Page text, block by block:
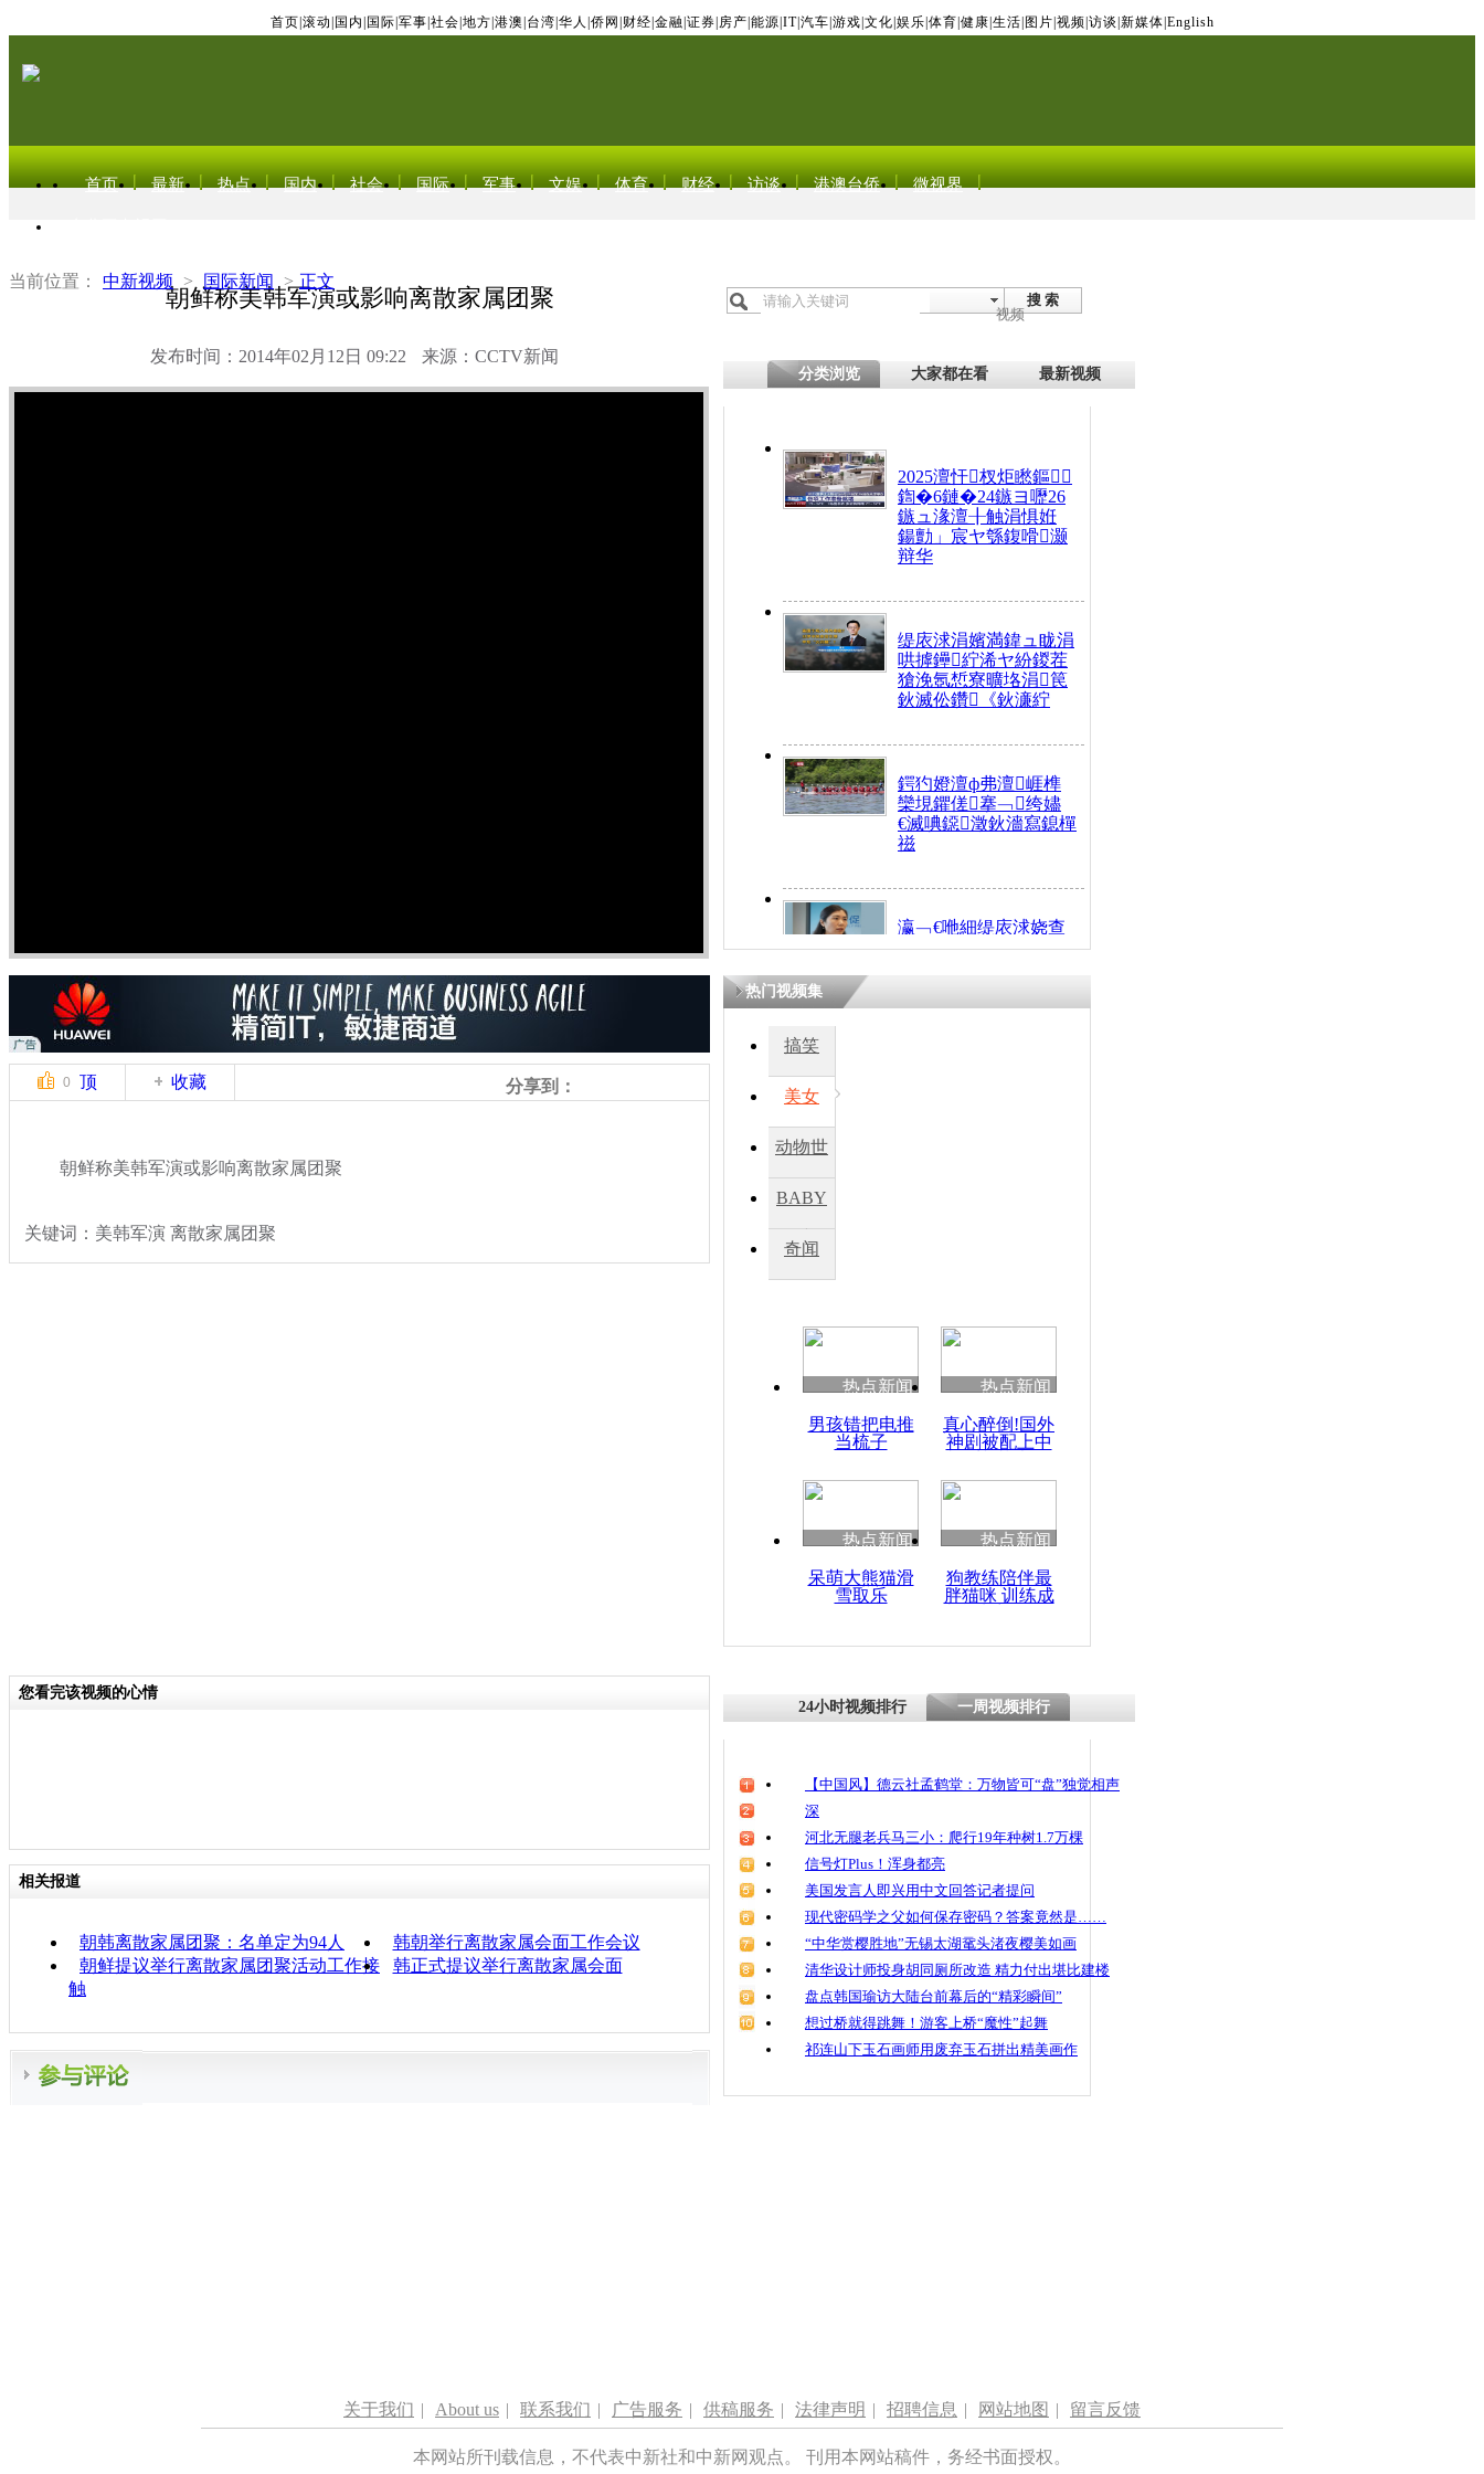
首页 滚动 国内 国际 军事 社会 地方 港澳 台湾 华人 侨网 财经 金融 证券 房产 能源 IT| 汽车 游戏 文化 娱乐 体育 健康 生活 图片 视频 访谈 新媒体 English
首页 最新 热点 国内 社会 国际 军事 文娱 体育 财经 访谈 港澳台侨 微视界
当前位置： 中新视频 > 国际新闻 > 正文
朝鲜称美韩军演或影响离散家属团聚
发布时间：2014年02月12日 09:22 来源：CCTV新闻
搜 索
视频
分类浏览 大家都在看 最新视频
2025澶忓杈炬矁鏂
鍧�6鏈�24鏃ヨ嚦26
鏃ュ湪澶╂触涓惧姙
鍚勯」宸ヤ綔鍑嗗灏
辩华
缇庡浗涓嬪満鍏ュ眬涓
哄摢鑸紵浠ヤ紛鍐茬
獊浼氬惁寮曠垎涓笢
鈥滅伀鑽《鈥濓紵
鍔犳嬁澶ф弗澶崕榫
欒垷鑺傞搴﹁绔嬧
€滅唺鐚澂鈥濇寫鎴樿
禌
瀛﹁€咃細缇庡浗娆查
€间笢鍗椾簹涓庝腑鍥
熷悎浣� 涓ㄥ浗闄呰
0 顶 收藏 分享到：
朝鲜称美韩军演或影响离散家属团聚
关键词：美韩军演 离散家属团聚
热门视频集
搞笑
美女
动物世
BABY
秀
奇闻
热点新闻
男孩错把电推
当梳子
热点新闻
真心醉倒!国外
神剧被配上中
热点新闻
呆萌大熊猫滑
雪取乐
热点新闻
狗教练陪伴最
胖猫咪 训练成
您看完该视频的心情
相关报道
朝韩离散家属团聚：名单定为94人
韩朝举行离散家属会面工作会议
朝鲜提议举行离散家属团聚活动工作接
触
韩正式提议举行离散家属会面
24小时视频排行 一周视频排行
【中国风】德云社孟鹤堂：万物皆可“盘”独觉相声
深
河北无腿老兵马三小：爬行19年种树1.7万棵
信号灯Plus！浑身都亮
美国发言人即兴用中文回答记者提问
现代密码学之父如何保存密码？答案竟然是……
“中华赏樱胜地”无锡太湖鼋头渚夜樱美如画
清华设计师投身胡同厕所改造 精力付出堪比建楼
盘点韩国瑜访大陆台前幕后的“精彩瞬间”
想过桥就得跳舞！游客上桥“魔性”起舞
祁连山下玉石画师用废弃玉石拼出精美画作
关于我们 | About us | 联系我们 | 广告服务 | 供稿服务 | 法律声明 | 招聘信息 | 网站地图 | 留言反馈
本网站所刊载信息，不代表中新社和中新网观点。 刊用本网站稿件，务经书面授权。